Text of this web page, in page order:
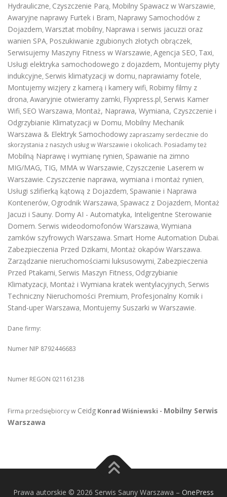
Hydrauliczne, Czyszczenie Parą, Mobilny Spawacz w Warszawie,
Awaryjne naprawy Furtek i Bram, Naprawy Samochodów z
Dojazdem, Warsztat mobilny, Naprawa i serwis jacuzzi oraz
wanien SPA, Poszukiwanie zgubionych złotych obrączek,
Serwisujemy Maszyny Fitness w Warszawie, Agencja SEO, Taxi,
Usługi elektryka samochodowego z dojazdem, Montujemy płyty
indukcyjne, Serwis klimatyzacji w domu, naprawiamy fotele,
Montujemy wizjery z kamerą i kamery wifi, Robimy filmy z
drona, Awaryjnie otwieramy zamki, Flyxpress.pl, Serwis Kamer
Wifi, SEO Warszawa, Montaż, Naprawa, Wymiana, Czyszczenie i
Odgrzybianie Klimatyzacji w Domu, Mobilny Mechanik
Warszawa & Elektryk Samochodowy zapraszamy serdecznie do
skorzystania z naszych usług w Warszawie i okolicach. Posiadamy też
Mobilną Naprawę i wymianę rynien, Spawanie na zimno
MIG/MAG, TIG, MMA w Warszawie, Czyszczenie Laserem w
Warszawie. Czyszczenie naprawa, wymiana i montaż rynien,
Usługi szlifierką kątową z Dojazdem, Spawanie i Naprawa
Kontenerów, Ogrodnik Warszawa, Spawacz z Dojazdem, Montaż
Jacuzi i Sauny. Domy AI - Automatyka, Inteligentne Sterowanie
Domem. Serwis wideodomofonów Warszawa, Wymiana
zamków szyfrowych Warszawa. Smart Home Automation Dubai.
Zabezpieczenia Przed Dzikami, Montaż okapów Warszawa.
Zarządzanie nieruchomościami luksusowymi, Zabezpieczenia
Przed Ptakami, Serwis Maszyn Fitness, Odgrzybianie
Klimatyzacji, Montaż i Wymiana kratek wentylacyjnych, Serwis
Techniczny Nieruchomości Premium, Profesjonalny Komik i
Stand-uper Warszawa, Montujemy Suszarki w Warszawie.
Dane firmy:
Numer NIP 8792446683
Numer REGON 021161238
Firma przedsiębiorcy w Ceidg Konrad Wiśniewski - Mobilny Serwis
Warszawa
Prawa autorskie © 2026 Serwis Sauny Warszawa – OnePress